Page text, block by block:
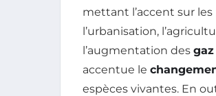
mettant l’accent sur
l’urbanisation,
l’augmentation des
accentue le
espèces vivantes. En